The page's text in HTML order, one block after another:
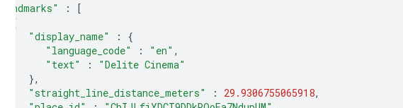
"landmarks"
:
[
{
"display_name"
:
{
"language_code"
: "en" ,
"text"
:
"Delite Cinema"
},
"straight_line_distance_meters"
: 29.9306755065918,